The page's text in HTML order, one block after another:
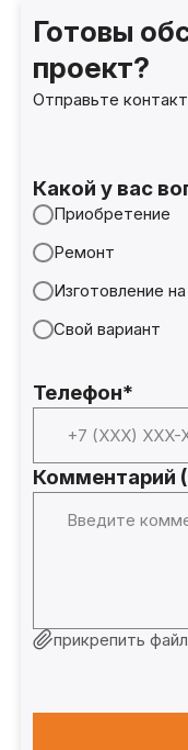
Готовы
проект?
Отправьте
Какой у вас
Приобретение
Ремонт
Изготовление на
Свой вариант
Телефон*
Комментарий
прикрепить файл